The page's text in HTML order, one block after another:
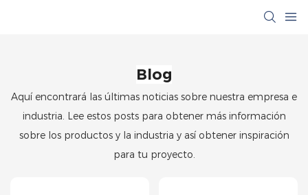
Blog
Aquí encontrará las últimas noticias sobre nuestra empresa e
industria. Lee estos posts para obtener más información
sobre los productos y la industria y así obtener inspiración
para tu proyecto.